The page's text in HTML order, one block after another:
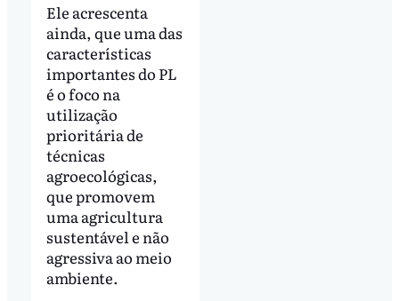
Ele acrescenta
ainda, que uma das
características
importantes do PL
é o foco na
utilização
prioritária de
técnicas
agroecológicas,
que promovem
uma agricultura
sustentável e não
agressiva ao meio
ambiente.